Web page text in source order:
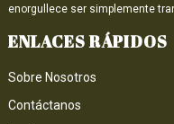
enorgullece ser simplemente
ENLACES RÁPIDOS
Sobre Nosotros
Contáctanos